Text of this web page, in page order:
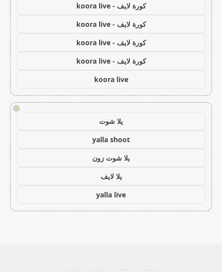
كورة لايف - koora live
كورة لايف - koora live
كورة لايف - koora live
كورة لايف - koora live
koora live
!
يلا شوت
yalla shoot
يلا شوت زون
يلا لايف
yalla live